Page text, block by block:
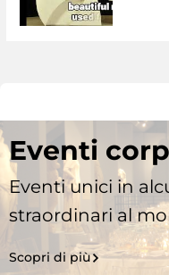
Eventi
Eventi unici in
straordinari al
Scopri di più